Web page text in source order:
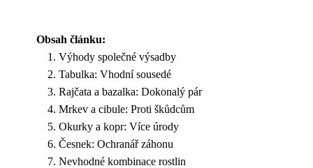
Obsah článku:
Výhody společné výsadby
Tabulka: Vhodní sousedé
Rajčata a bazalka: Dokonalý pár
Mrkev a cibule: Proti škůdcům
Okurky a kopr: Více úrody
Česnek: Ochranář záhonu
Nevhodné kombinace rostlin